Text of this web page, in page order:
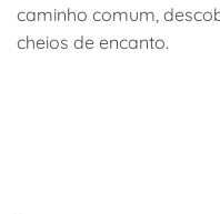
caminho comum,
cheios de encanto.